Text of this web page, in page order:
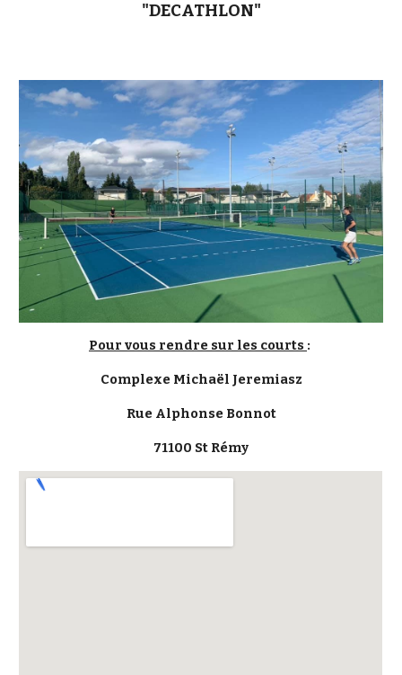
"DECATHLON"
Pour vous rendre sur les courts :
Complexe Michaël Jeremiasz
Rue Alphonse Bonnot
71100 St Rémy